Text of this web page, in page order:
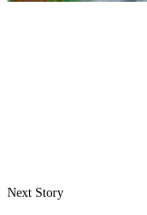
Next Story